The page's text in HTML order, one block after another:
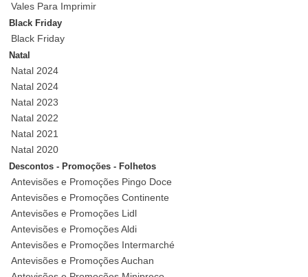
Vales Para Imprimir
Black Friday
Black Friday
Natal
Natal 2024
Natal 2024
Natal 2023
Natal 2022
Natal 2021
Natal 2020
Descontos - Promoções - Folhetos
Antevisões e Promoções Pingo Doce
Antevisões e Promoções Continente
Antevisões e Promoções Lidl
Antevisões e Promoções Aldi
Antevisões e Promoções Intermarché
Antevisões e Promoções Auchan